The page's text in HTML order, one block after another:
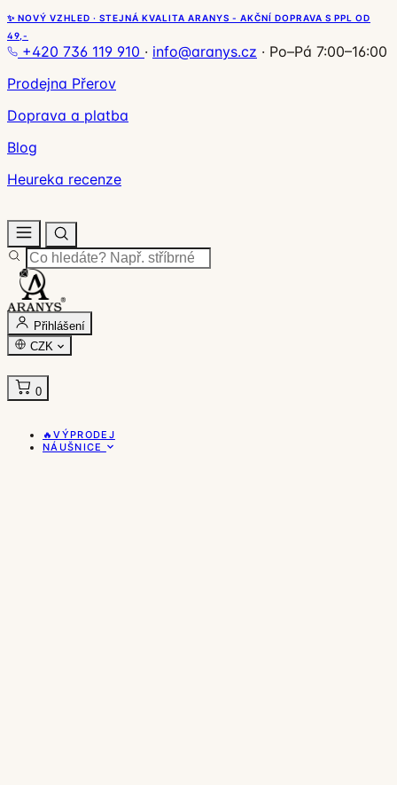
✨ NOVÝ VZHLED · STEJNÁ KVALITA ARANYS - AKČNÍ DOPRAVA S PPL OD
49,-
+420 736 119 910 · info@aranys.cz · Po–Pá 7:00–16:00
Prodejna Přerov
Doprava a platba
Blog
Heureka recenze
Přihlášení
CZK
0
🔥VÝPRODEJ
NÁUŠNICE